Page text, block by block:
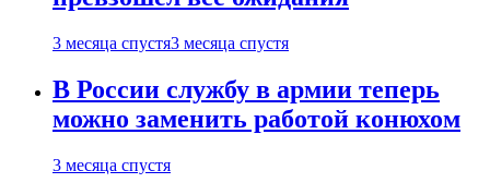
3 месяца спустя3 месяца спустя
В России службу в армии теперь
можно заменить работой конюхом
3 месяца спустя